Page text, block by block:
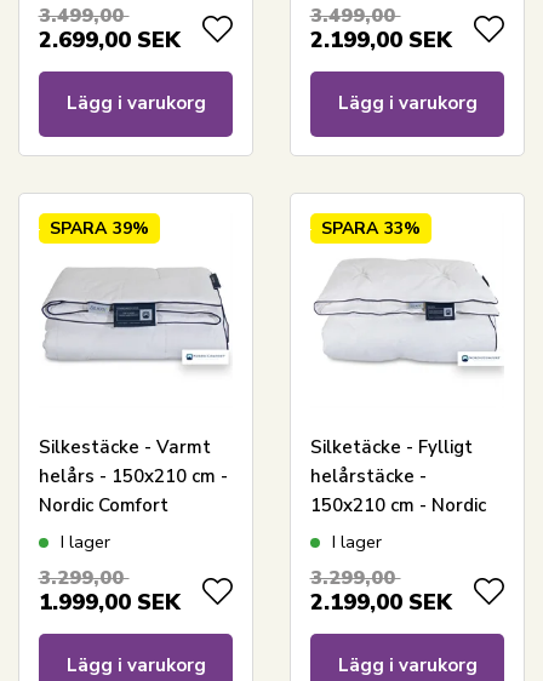
3.499,00
2.699,00 SEK
Lägg i varukorg
3.499,00
2.199,00 SEK
Lägg i varukorg
SPARA 39%
Silkestäcke - Varmt
helårs - 150x210 cm -
Nordic Comfort
I lager
3.299,00
1.999,00 SEK
Lägg i varukorg
SPARA 33%
Silketäcke - Fylligt
helårstäcke -
150x210 cm - Nordic
Comfort - Tvättbart
I lager
3.299,00
2.199,00 SEK
Lägg i varukorg